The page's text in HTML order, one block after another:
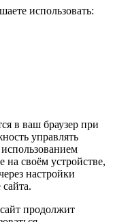
использовать:
в ваш браузер при
управлять
на своём устройстве,
настройки
продолжит